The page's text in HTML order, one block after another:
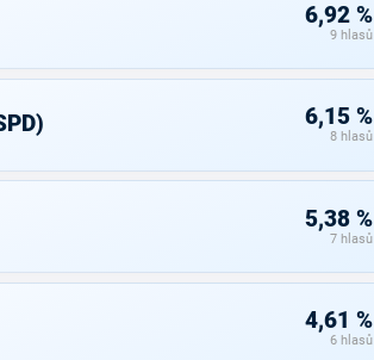
6,92 %
9 hlasů
6,15 %
8 hlasů
5,38 %
7 hlasů
4,61 %
6 hlasů